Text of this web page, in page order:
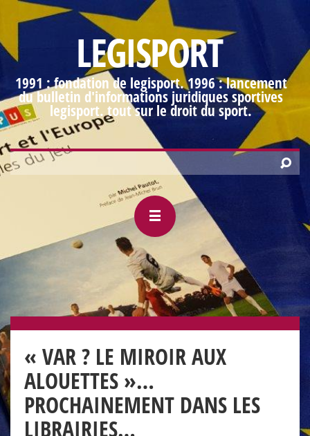
LEGISPORT
1991 : fondation de legisport. 1996 : lancement
du bulletin d'informations juridiques sportives
legisport. tout sur le droit du sport.
« VAR ? LE MIROIR AUX
ALOUETTES »…
PROCHAINEMENT DANS LES
LIBRAIRIES…